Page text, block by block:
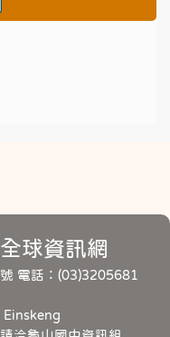
球資訊網
電話：(03)3205681